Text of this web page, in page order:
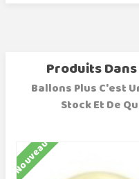
Produits
Ballons Plus C'est
Stock Et De
Nouveau